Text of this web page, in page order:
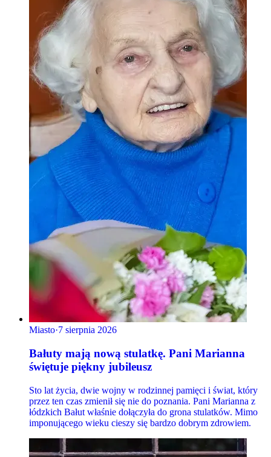
Miasto·7 sierpnia 2026
Bałuty mają nową stulatkę. Pani Marianna
świętuje piękny jubileusz
Sto lat życia, dwie wojny w rodzinnej pamięci i świat, który
przez ten czas zmienił się nie do poznania. Pani Marianna z
łódzkich Bałut właśnie dołączyła do grona stulatków. Mimo
imponującego wieku cieszy się bardzo dobrym zdrowiem.